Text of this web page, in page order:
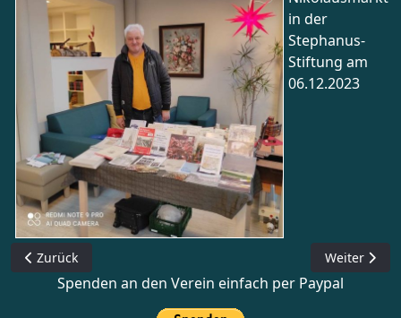
in der
Stephanus-
Stiftung am
06.12.2023
Vorheriger Beitrag: Potsdamer Geschichtsbörse 2025
Zurück Nächster
Weiter
Spenden an den Verein einfach per Paypal